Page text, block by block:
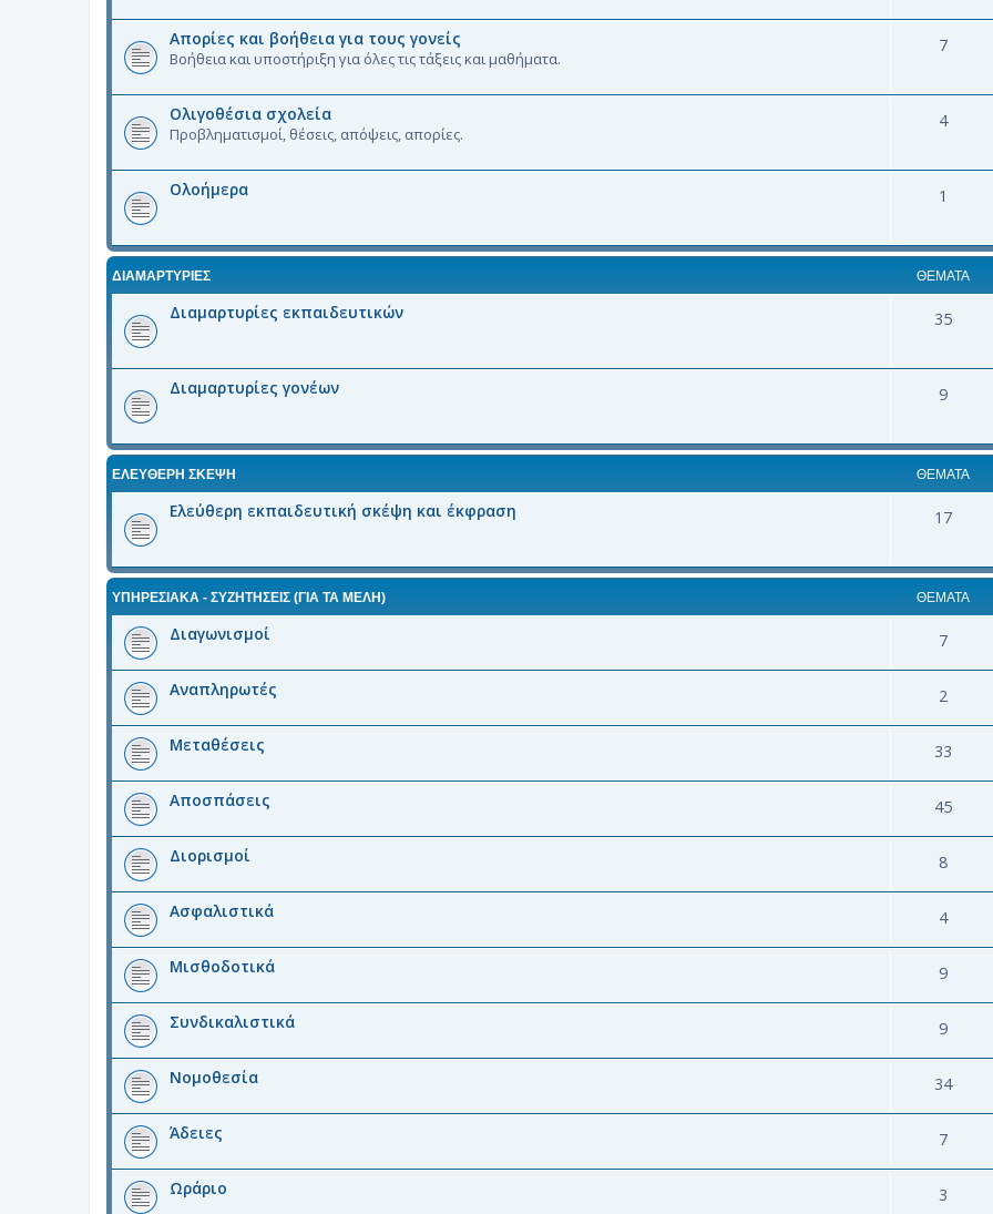
Απορίες και βοήθεια για τους γονείς
Βοήθεια και υποστήριξη για όλες τις τάξεις και μαθήματα.
7
Ολιγοθέσια σχολεία
Προβληματισμοί, θέσεις, απόψεις, απορίες.
4
Ολοήμερα 1
ΔΙΑΜΑΡΤΥΡΙΕΣ ΘΈΜΑΤΑ
Διαμαρτυρίες εκπαιδευτικών 35
Διαμαρτυρίες γονέων 9
ΕΛΕΥΘΕΡΗ ΣΚΕΨΗ ΘΈΜΑΤΑ
Ελεύθερη εκπαιδευτική σκέψη και έκφραση 17
ΥΠΗΡΕΣΙΑΚΑ - ΣΥΖΗΤΗΣΕΙΣ (ΓΙΑ ΤΑ ΜΈΛΗ) ΘΈΜΑΤΑ
Διαγωνισμοί 7
Αναπληρωτές 2
Μεταθέσεις 33
Αποσπάσεις 45
Διορισμοί 8
Ασφαλιστικά 4
Μισθοδοτικά 9
Συνδικαλιστικά 9
Νομοθεσία 34
Άδειες 7
Ωράριο 3